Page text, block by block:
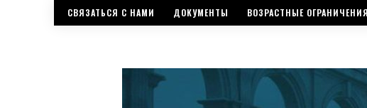
СВЯЗАТЬСЯ С НАМИ ДОКУМЕНТЫ ВОЗРАСТНЫЕ